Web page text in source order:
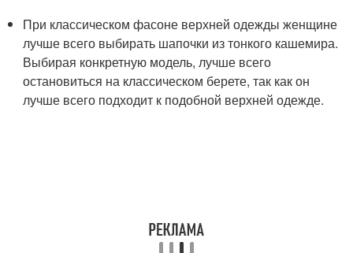
При классическом фасоне верхней одежды женщине
лучше всего выбирать шапочки из тонкого кашемира.
Выбирая конкретную модель, лучше всего
остановиться на классическом берете, так как он
лучше всего подходит к подобной верхней одежде.